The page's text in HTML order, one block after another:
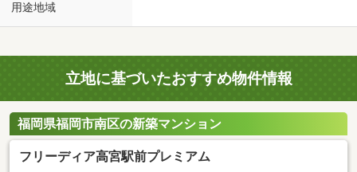
用途地域
立地に基づいたおすすめ物件情報
福岡県福岡市南区の新築マンション
フリーディア高宮駅前プレミアム